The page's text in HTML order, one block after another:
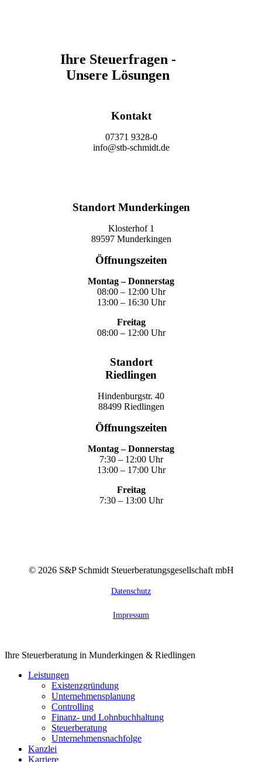
Ihre Steuerfragen -
Unsere Lösungen
Kontakt
07371 9328-0
info@stb-schmidt.de
Standort Munderkingen
Klosterhof 1
89597 Munderkingen
Öffnungszeiten
Montag – Donnerstag
08:00 – 12:00 Uhr
13:00 – 16:30 Uhr
Freitag
08:00 – 12:00 Uhr
Standort
Riedlingen
Hindenburgstr. 40
88499 Riedlingen
Öffnungszeiten
Montag – Donnerstag
7:30 – 12:00 Uhr
13:00 – 17:00 Uhr
Freitag
7:30 – 13:00 Uhr
© 2026S&P Schmidt Steuerberatungsgesellschaft mbH
Datenschutz
Impressum
Close
Ihre Steuerberatung in Munderkingen & Riedlingen
Leistungen
Existenzgründung
Unternehmensplanung
Controlling
Finanz- und Lohnbuchhaltung
Steuerberatung
Unternehmensnachfolge
Kanzlei
Karriere